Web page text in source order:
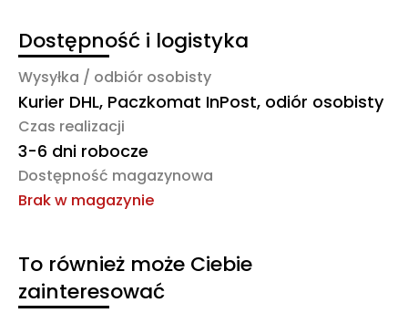
Dostępność i logistyka
Wysyłka / odbiór osobisty
Kurier DHL, Paczkomat InPost, odiór osobisty
Czas realizacji
3-6 dni robocze
Dostępność magazynowa
Brak w magazynie
To również może Ciebie
zainteresować